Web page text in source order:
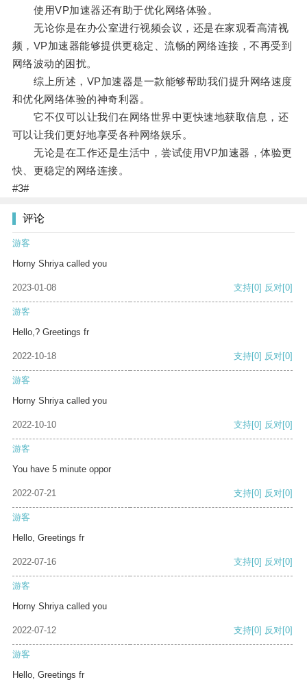
使用VP加速器还有助于优化网络体验。
无论你是在办公室进行视频会议，还是在家观看高清视
频，VP加速器能够提供更稳定、流畅的网络连接，不再受到
网络波动的困扰。
综上所述，VP加速器是一款能够帮助我们提升网络速度
和优化网络体验的神奇利器。
它不仅可以让我们在网络世界中更快速地获取信息，还
可以让我们更好地享受各种网络娱乐。
无论是在工作还是生活中，尝试使用VP加速器，体验更
快、更稳定的网络连接。
#3#
评论
游客
Horny Shriya called you
2023-01-08 支持[0] 反对[0]
游客
Hello,? Greetings fr
2022-10-18 支持[0] 反对[0]
游客
Horny Shriya called you
2022-10-10 支持[0] 反对[0]
游客
You have 5 minute oppor
2022-07-21 支持[0] 反对[0]
游客
Hello, Greetings fr
2022-07-16 支持[0] 反对[0]
游客
Horny Shriya called you
2022-07-12 支持[0] 反对[0]
游客
Hello, Greetings fr